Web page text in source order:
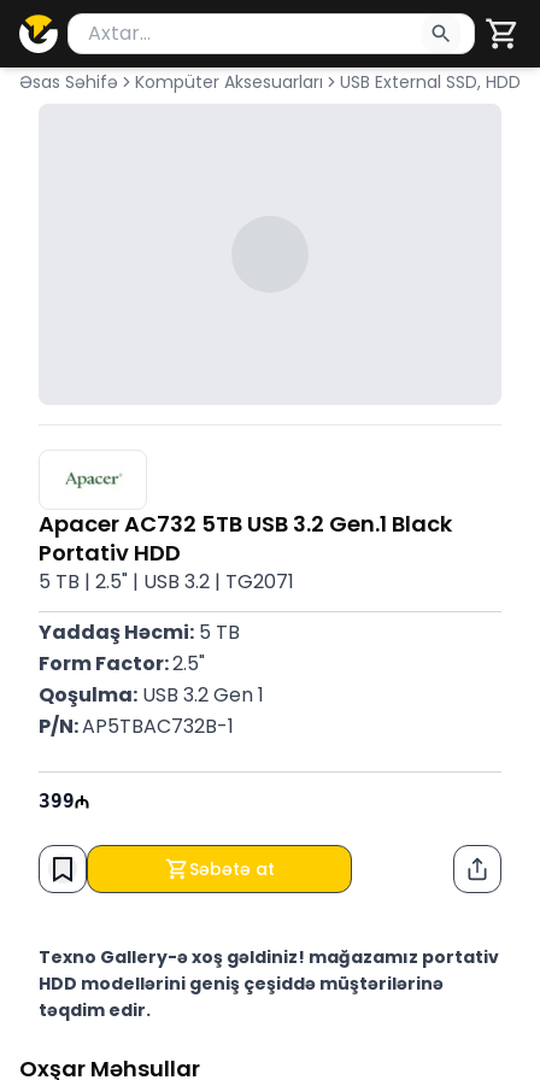
Məhsul axtar
Axtarış üçün ən azı 2 simvol yazın. Göndərmək
Əsas Səhifə Kompüter Aksesuarları USB External SSD, HDD
Apacer AC732 5TB USB 3.2 Gen.1 Black
Portativ HDD
5 TB | 2.5" | USB 3.2 | TG2071
Yaddaş Həcmi: 5 TB
Form Factor: 2.5"
Qoşulma: USB 3.2 Gen 1
P/N: AP5TBAC732B-1
399
Səbətə at
Texno Gallery-ə xoş gəldiniz! mağazamız portativ
HDD modellərini geniş çeşiddə müştərilərinə
təqdim edir.
2011-ci ildən etibarən fəaliyyət göstərən multibrend
Oxşar Məhsullar